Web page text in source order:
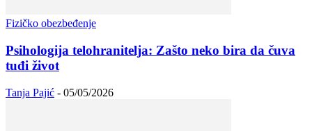
Fizičko obezbeđenje
Psihologija telohranitelja: Zašto neko bira da čuva
tuđi život
Tanja Pajić - 05/05/2026